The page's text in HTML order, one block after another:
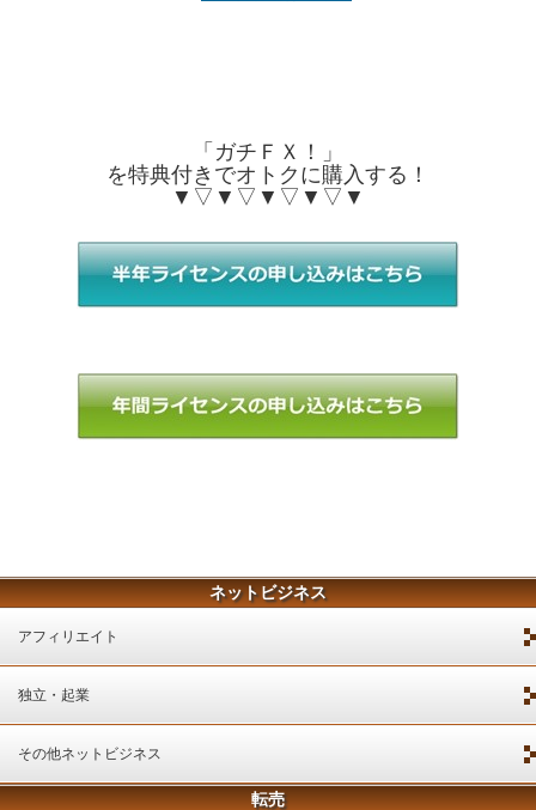
「ガチＦＸ！」
を特典付きでオトクに購入する！
▼▽▼▽▼▽▼▽▼
ネットビジネス
アフィリエイト
独立・起業
その他ネットビジネス
転売